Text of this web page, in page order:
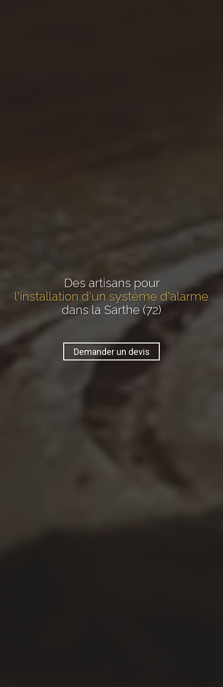
Des artisans pour
l'installation d'un système d'alarme
dans la Sarthe (72)
Demander un devis